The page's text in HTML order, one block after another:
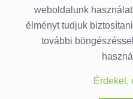
Minden
weboldalunk
élményt tudjuk
további
Érdekel,